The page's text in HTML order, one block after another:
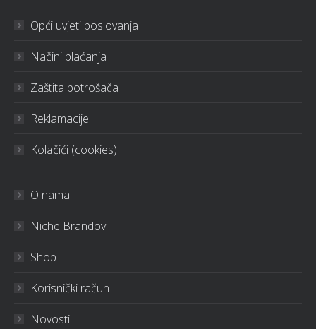
Opći uvjeti poslovanja
Načini plaćanja
Zaštita potrošača
Reklamacije
Kolačići (cookies)
O nama
Niche Brandovi
Shop
Korisnički račun
Novosti